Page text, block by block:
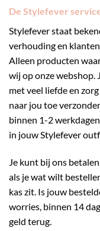
De Stylefever
Stylefever staat
verhouding en
Alleen producten
wij op onze
met veel liefde en
naar jou toe
binnen 1-2
in jouw Stylefever
Je kunt bij ons
als je wat wilt
kas zit. Is jouw
worries, binnen 14
geld terug.